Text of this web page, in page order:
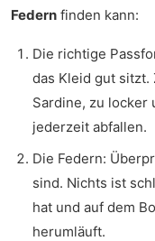
Federn finden kann:
Die richtige
das Kleid gut sitzt.
Sardine, zu locker
jederzeit abfallen.
Die Federn:
sind. Nichts ist
hat und auf dem
herumläuft.